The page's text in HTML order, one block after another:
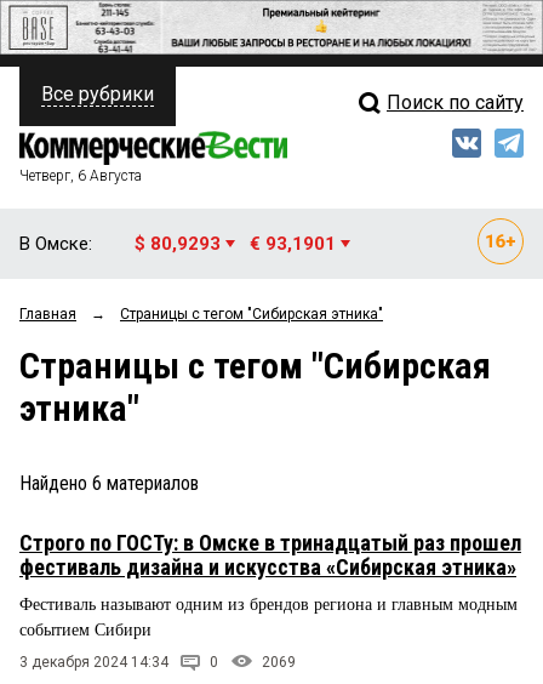
ПОЛИТИКА
ФИНАНСЫ
ОБЩЕСТВО
ЗАКОН
ПРОИСШЕСТВИЯ
СТИЛЬ ЖИЗНИ
Свежий выпуск
Мнения
Рейтинги
Все рубрики Поиск по сайту
Четверг, 6 Августа
В Омске: $ 80,9293 € 93,1901
Главная → Страницы c тегом "Сибирская этника"
Страницы c тегом "Сибирская
этника"
Найдено 6 материалов
Строго по ГОСТу: в Омске в тринадцатый раз прошел
фестиваль дизайна и искусства «Сибирская этника»
Фестиваль называют одним из брендов региона и главным модным
событием Сибири
3 декабря 2024 14:34 0 2069